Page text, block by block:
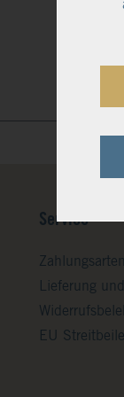
Service
Zahlungsarten
Lieferung
EU